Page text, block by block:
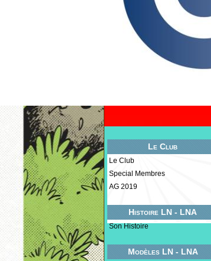
Le Club
Le Club
Special Membres
AG 2019
Histoire LN - LNA
Son Histoire
Modèles LN - LNA